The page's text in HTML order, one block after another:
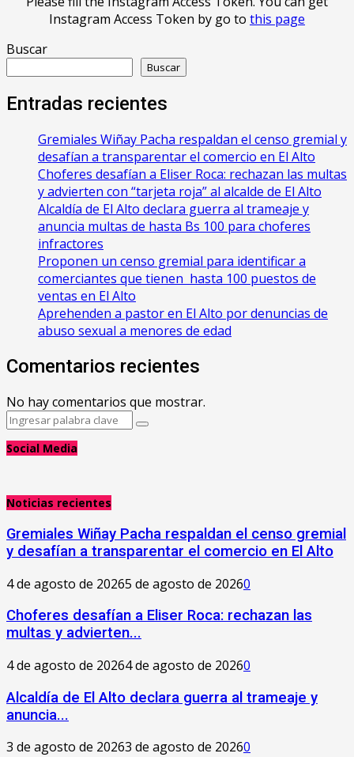
Instagram Access Token by go to this page
Buscar
Buscar
Entradas recientes
Gremiales Wiñay Pacha respaldan el censo gremial y
desafían a transparentar el comercio en El Alto
Choferes desafían a Eliser Roca: rechazan las multas
y advierten con “tarjeta roja” al alcalde de El Alto
‎Alcaldía de El Alto declara guerra al trameaje y
anuncia multas de hasta Bs 100 para choferes
infractores
Proponen un censo gremial para identificar a
comerciantes que tienen hasta 100 puestos de
ventas en El Alto
Aprehenden a pastor en El Alto por denuncias de
abuso sexual a menores de edad
Comentarios recientes
No hay comentarios que mostrar.
Search
Search
Social Media
Noticias recientes
Gremiales Wiñay Pacha respaldan el censo gremial
y desafían a transparentar el comercio en El Alto
4 de agosto de 20265 de agosto de 20260
Choferes desafían a Eliser Roca: rechazan las
multas y advierten...
4 de agosto de 20264 de agosto de 20260
‎Alcaldía de El Alto declara guerra al trameaje y
anuncia...
3 de agosto de 20263 de agosto de 20260